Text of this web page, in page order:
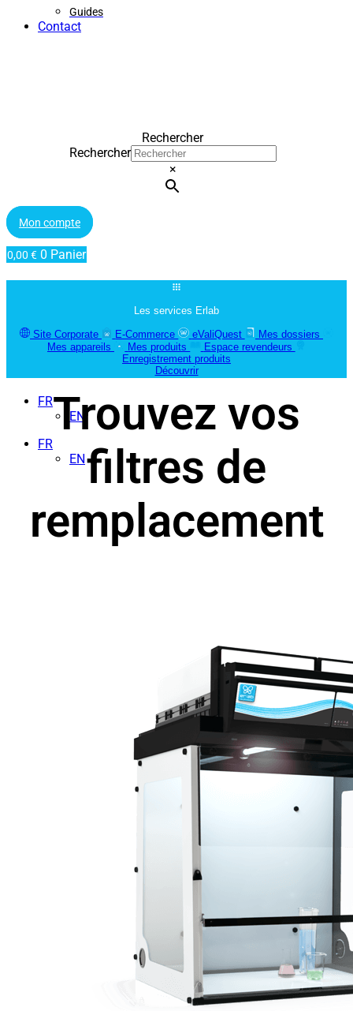
Guides
Contact
Rechercher
Rechercher
×
Mon compte
0,00 € 0 Panier
Les services Erlab
Site Corporate
E-Commerce eValiQuest
Mes dossiers
Mes appareils
Mes produits
Espace revendeurs
Enregistrement produits
Découvrir
FR
EN
FR
EN
Trouvez vos
filtres de
remplacement